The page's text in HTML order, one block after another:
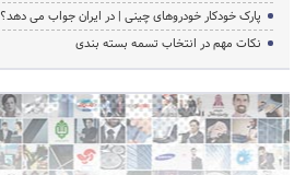
پارک خودکار خودروهای چینی | در ایران جواب می دهد؟
نکات مهم در انتخاب تسمه بسته بندی